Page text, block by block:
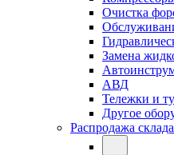
Очистка
Замена
АВД
Тележки и
Другое
Распродажа